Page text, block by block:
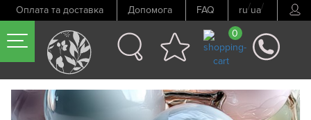
Оплата та доставка Допомога FAQ ru/ua/
0
Попередній товар Наступний товар